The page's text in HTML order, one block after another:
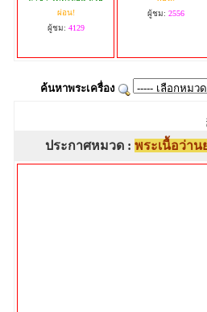
ผ่อน!
ผู้ชม: 4129
ผู้ชม: 2556
ค้นหาพระเครื่อง
ประกาศหมวด : พระเนื้อว่า